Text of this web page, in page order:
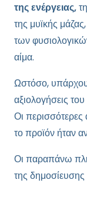
της ενέργειας,
της μυϊκής
των
αίμα.
Ωστόσο,
αξιολογήσεις
Οι περισσότερες
το προϊόν ήταν
Οι παραπάνω
της